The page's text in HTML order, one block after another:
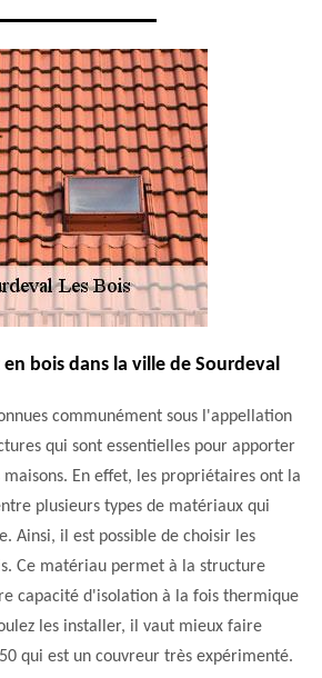
bois dans la ville de Sourdeval
communément sous l'appellation
qui sont essentielles pour apporter
En effet, les propriétaires ont la
plusieurs types de matériaux qui
Ainsi, il est possible de choisir les
Ce matériau permet à la structure
capacité d'isolation à la fois thermique
les installer, il vaut mieux faire
qui est un couvreur très expérimenté.